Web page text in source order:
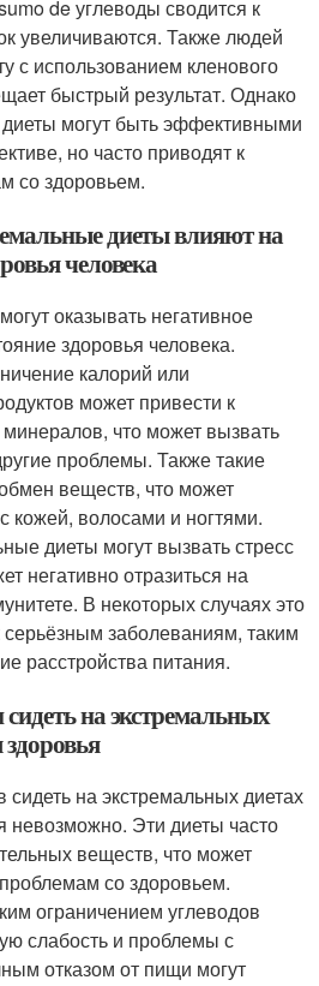
de углеводы сводится к
увеличиваются. Также людей
с использованием кленового
быстрый результат. Однако
диеты могут быть эффективными
но часто приводят к
со здоровьем.
диеты влияют на
человека
оказывать негативное
здоровья человека.
калорий или
может привести к
что может вызвать
проблемы. Также такие
веществ, что может
кожей, волосами и ногтями.
диеты могут вызвать стресс
негативно отразиться на
В некоторых случаях это
заболеваниям, таким
расстройства питания.
на экстремальных
здоровья
на экстремальных диетах
невозможно. Эти диеты часто
веществ, что может
со здоровьем.
ограничением углеводов
слабость и проблемы с
отказом от пищи могут